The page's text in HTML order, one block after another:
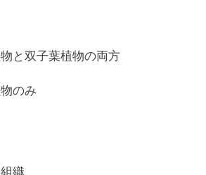
と双子葉植物の両方
のみ
織